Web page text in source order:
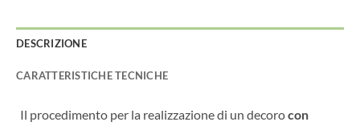
DESCRIZIONE
CARATTERISTICHE TECNICHE
Il procedimento per la realizzazione di un decorocon